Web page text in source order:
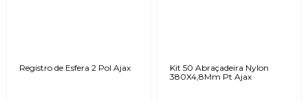
Registro de Esfera 2 Pol Ajax
Kit 50 Abraçadeira Nylon
380X4,8Mm Pt Ajax